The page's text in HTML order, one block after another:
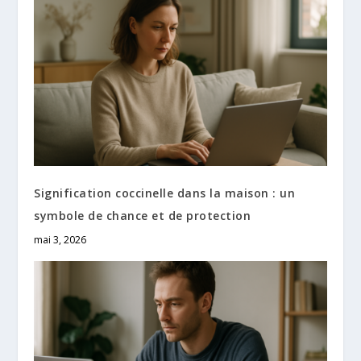
Signification coccinelle dans la maison : un
symbole de chance et de protection
mai 3, 2026